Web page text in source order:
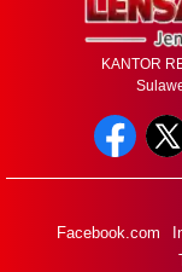
KANTOR
Facebook.com